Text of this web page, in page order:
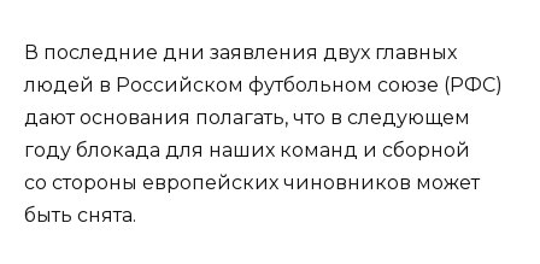
В последние дни заявления двух главных
людей в Российском футбольном союзе (РФС)
дают основания полагать, что в следующем
году блокада для наших команд и сборной
со стороны европейских чиновников может
быть снята.